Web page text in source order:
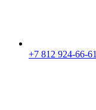
+7 812 924-66-61